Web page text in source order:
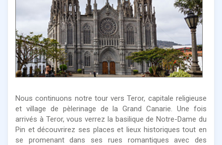
Nous continuons notre tour vers Teror, capitale religieuse
et village de pèlerinage de la Grand Canarie. Une fois
arrivés à Teror, vous verrez la basilique de Notre-Dame du
Pin et découvrirez ses places et lieux historiques tout en
se promenant dans ses rues romantiques avec des